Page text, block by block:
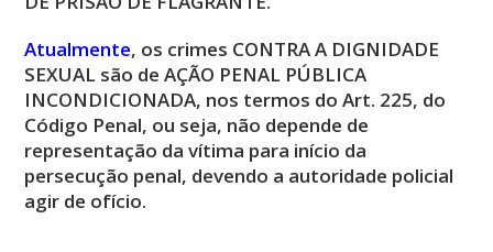
Atualmente, os crimes CONTRA A DIGNIDADE
SEXUAL são de AÇÃO PENAL PÚBLICA
INCONDICIONADA, nos termos do Art. 225, do
Código Penal, ou seja, não depende de
representação da vítima para início da
persecução penal, devendo a autoridade policial
agir de ofício.